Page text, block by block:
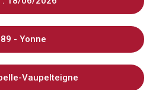
89 - Yonne
Vaupelteigne